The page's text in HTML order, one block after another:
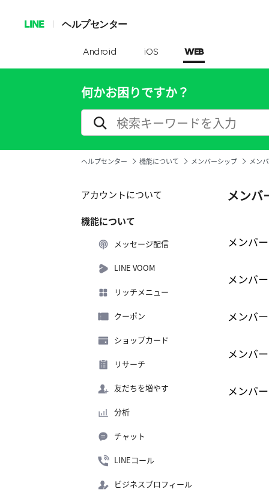
LINE ヘルプセンター
Android iOS WEB
何かお困りですか？
ヘルプセンター 機能について メンバーシップ メン
アカウントについて
機能について
メッセージ配信
LINE VOOM
リッチメニュー
クーポン
ショップカード
リサーチ
友だちを増やす
分析
チャット
LINEコール
ビジネスプロフィール
メンバ
メンバ
メンバ
メンバ
メンバ
メンバ